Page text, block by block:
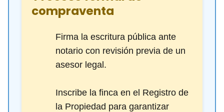
compraventa
Firma la escritura pública ante
notario con revisión previa de un
asesor legal.
Inscribe la finca en el Registro de
la Propiedad para garantizar